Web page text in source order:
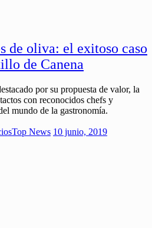
de oliva: el exitoso caso
de Canena
por su propuesta de valor, la
con reconocidos chefs y
mundo de la gastronomía.
Top News 10 junio, 2019